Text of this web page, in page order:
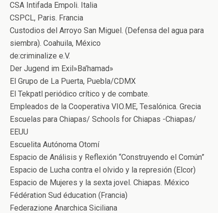
CSA Intifada Empoli. Italia
CSPCL, Paris. Francia
Custodios del Arroyo San Miguel. (Defensa del agua para
siembra). Coahuila, México
de:criminalize e.V.
Der Jugend im Exil»Ba’hamad»
El Grupo de La Puerta, Puebla/CDMX
El Tekpatl periódico crítico y de combate.
Empleados de la Cooperativa VIO.ME, Tesalónica. Grecia
Escuelas para Chiapas/ Schools for Chiapas -Chiapas/
EEUU
Escuelita Autónoma Otomí
Espacio de Análisis y Reflexión “Construyendo el Común”
Espacio de Lucha contra el olvido y la represión (Elcor)
Espacio de Mujeres y la sexta jovel. Chiapas. México
Fédération Sud éducation (Francia)
Federazione Anarchica Siciliana